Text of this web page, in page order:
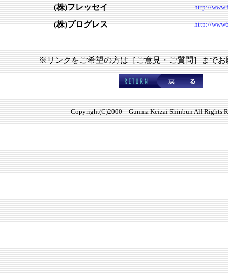
(株)フレッセイ http://
(株)プログレス http://
※リンクをご希望の方は［ご意見・ご質問］までお
Copyright(C)2000 Gunma Keizai Shinbun All Rights